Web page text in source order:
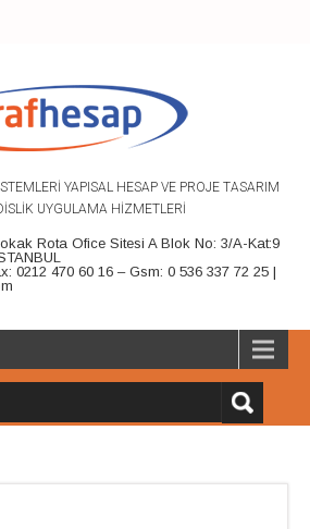
YAPISAL HESAP VE PROJE TASARIM
UYGULAMA HİZMETLERİ
Rota Ofice Sitesi A Blok No: 3/A-Kat:9
0212 470 60 16 – Gsm: 0 536 337 72 25 |